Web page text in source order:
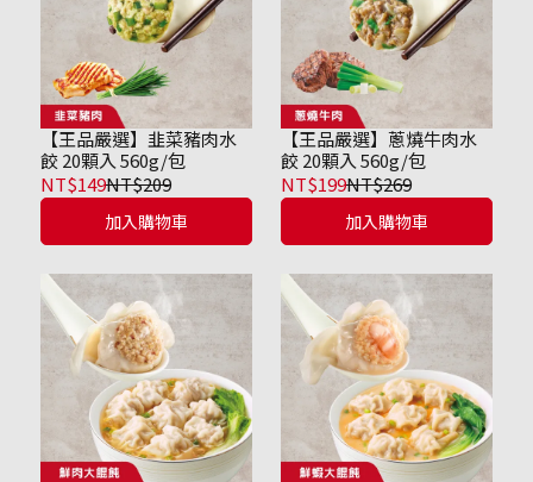
【王品嚴選】韭菜豬肉水
餃 20顆入 560g/包
NT$149NT$209
加入購物車
【王品嚴選】蔥燒牛肉水
餃 20顆入 560g/包
NT$199NT$269
加入購物車